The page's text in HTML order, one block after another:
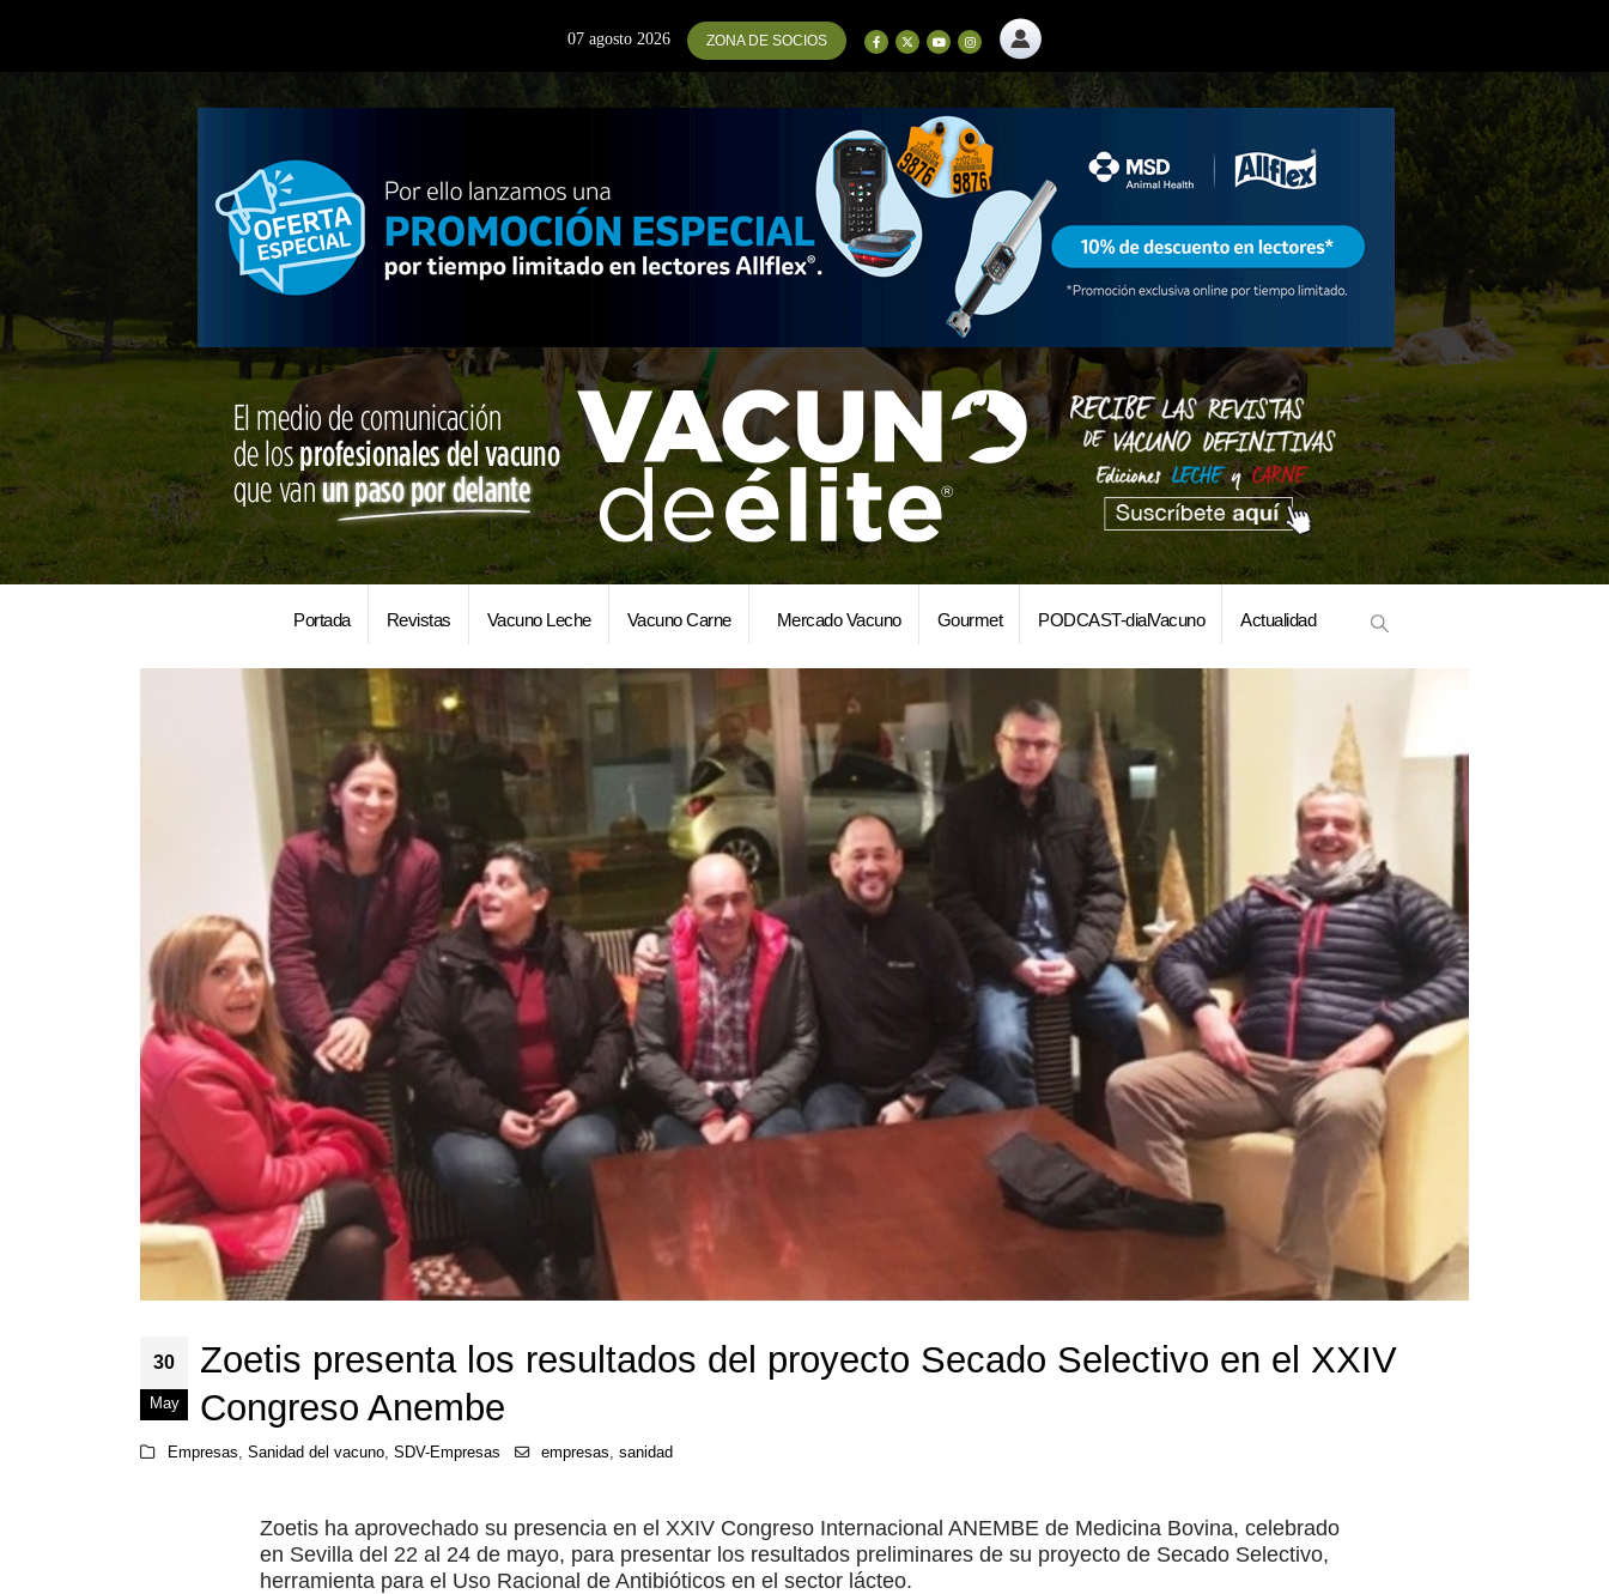
07 agosto 2026 ZONA DE SOCIOS
Portada Revistas Vacuno Leche Vacuno Carne Mercado Vacuno Gourmet PODCAST-dialVacuno Actualidad
30
May
Zoetis presenta los resultados del proyecto Secado Selectivo en el XXIV
Congreso Anembe
Empresas Sanidad del vacuno, SDV-Empresas empresas ,sanidad
Zoetis ha aprovechado su presencia en el XXIV Congreso Internacional ANEMBE de Medicina Bovina, celebrado
en Sevilla del 22 al 24 de mayo, para presentar los resultados preliminares de su proyecto de Secado Selectivo,
herramienta para el Uso Racional de Antibióticos en el sector lácteo.